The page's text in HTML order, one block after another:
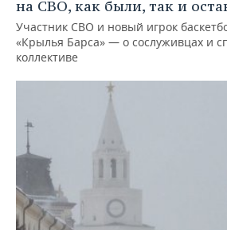
на СВО, как были, так и
Участник СВО и новый игрок
«Крылья Барса» — о сослуживцах и
коллективе